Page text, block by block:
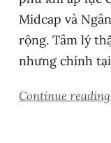
Midcap và
rộng. Tâm lý
nhưng chính
Continue